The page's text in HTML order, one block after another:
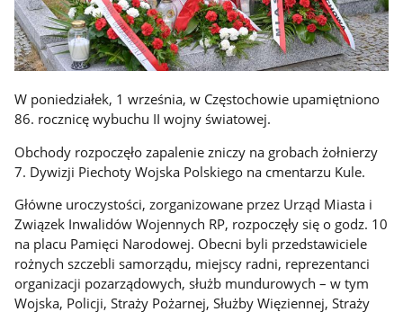
W poniedziałek, 1 września, w Częstochowie upamiętniono
86. rocznicę wybuchu II wojny światowej.
Obchody rozpoczęło zapalenie zniczy na grobach żołnierzy
7. Dywizji Piechoty Wojska Polskiego na cmentarzu Kule.
Główne uroczystości, zorganizowane przez Urząd Miasta i
Związek Inwalidów Wojennych RP, rozpoczęły się o godz. 10
na placu Pamięci Narodowej. Obecni byli przedstawiciele
rożnych szczebli samorządu, miejscy radni, reprezentanci
organizacji pozarządowych, służb mundurowych – w tym
Wojska, Policji, Straży Pożarnej, Służby Więziennej, Straży